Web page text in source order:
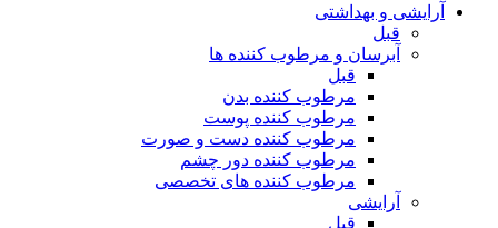
آرایشی و بهداشتی
قبل
آبرسان و مرطوب کننده ها
قبل
مرطوب کننده بدن
مرطوب کننده پوست
مرطوب کننده دست و صورت
مرطوب کننده دور چشم
مرطوب کننده های تخصصی
آرایشی
قبل